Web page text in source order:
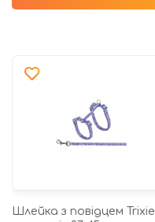
Шлейка з повідцем Trixie